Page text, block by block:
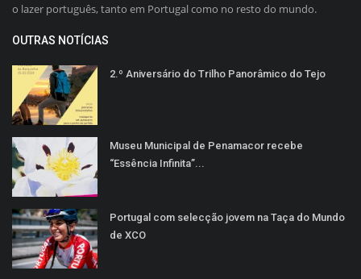
o lazer português, tanto em Portugal como no resto do mundo.
OUTRAS NOTÍCIAS
2.º Aniversário do Trilho Panorâmico do Tejo
Museu Municipal de Penamacor recebe
“Essência Infinita”...
Portugal com selecção jovem na Taça do Mundo
de XCO